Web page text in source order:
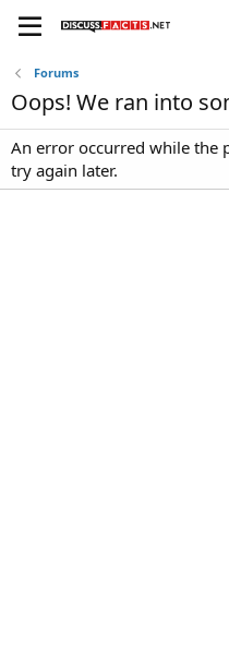
Forums
Oops! We ran into
An error occurred while the
try again later.